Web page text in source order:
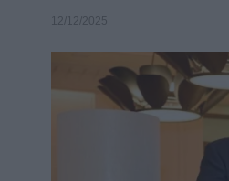
12/12/2025